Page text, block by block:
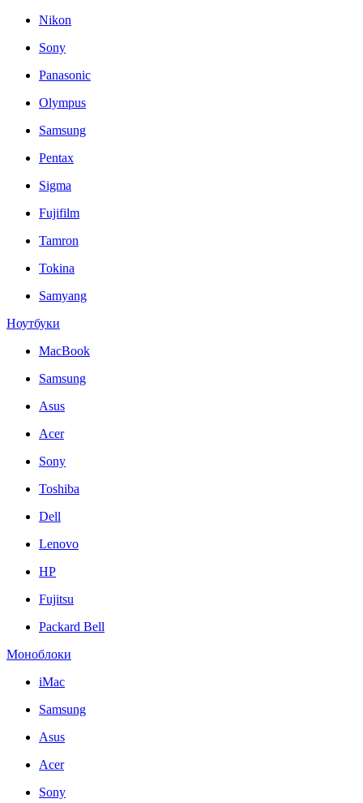
Nikon
Sony
Panasonic
Olympus
Samsung
Pentax
Sigma
Fujifilm
Tamron
Tokina
Samyang
Ноутбуки
MacBook
Samsung
Asus
Acer
Sony
Toshiba
Dell
Lenovo
HP
Fujitsu
Packard Bell
Моноблоки
iMac
Samsung
Asus
Acer
Sony